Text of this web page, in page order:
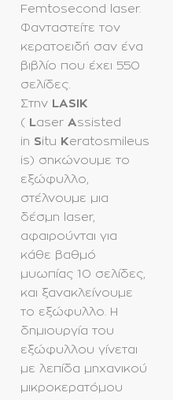
Femtosecond laser.
Φανταστείτε τον
κερατοειδή σαν ένα
βιβλίο που έχει 550
σελίδες.
Στην LASIK
( Laser Assisted
in Situ Keratosmileus
is) σηκώνουμε το
εξώφυλλο,
στέλνουμε μια
δέσμη laser,
αφαιρούνται για
κάθε βαθμό
μυωπίας 10 σελίδες,
και ξανακλείνουμε
το εξώφυλλο. Η
δημιουργία του
εξώφυλλου γίνεται
με λεπίδα μηχανικού
μικροκερατόμου